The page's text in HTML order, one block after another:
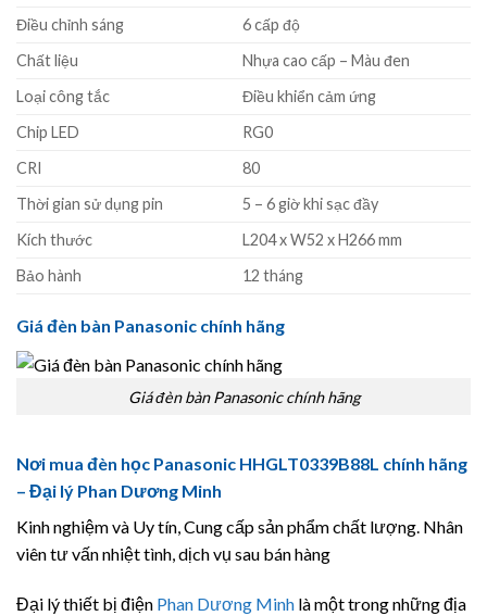
Điều chỉnh sáng
6 cấp độ
Chất liệu
Nhựa cao cấp – Màu đen
Loại công tắc
Điều khiển cảm ứng
Chip LED
RG0
CRI
80
Thời gian sử dụng pin
5 – 6 giờ khi sạc đầy
Kích thước
L204 x W52 x H266 mm
Bảo hành
12 tháng
Giá đèn bàn Panasonic chính hãng
Giá đèn bàn Panasonic chính hãng
Nơi mua đèn học Panasonic HHGLT0339B88L chính hãng
– Đại lý Phan Dương Minh
Kinh nghiệm và Uy tín, Cung cấp sản phẩm chất lượng. Nhân
viên tư vấn nhiệt tình, dịch vụ sau bán hàng
Đại lý thiết bị điện Phan Dương Minh là một trong những địa